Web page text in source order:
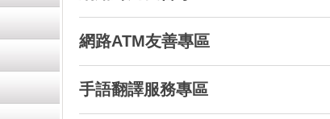
網路ATM友善專區
手語翻譯服務專區